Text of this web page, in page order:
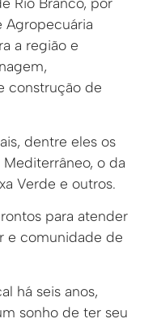
Agropecuária
a região e
construção de
dentre eles os
o da
Verde e outros.
para atender
e comunidade de
há seis anos,
sonho de ter seu